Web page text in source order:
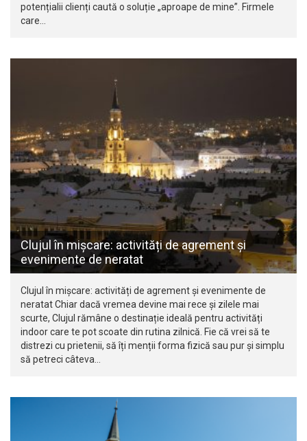
potențialii clienți caută o soluție „aproape de mine”. Firmele
care…
Clujul în mișcare: activități de agrement și
evenimente de neratat
Clujul în mișcare: activități de agrement și evenimente de
neratat Chiar dacă vremea devine mai rece și zilele mai
scurte, Clujul rămâne o destinație ideală pentru activități
indoor care te pot scoate din rutina zilnică. Fie că vrei să te
distrezi cu prietenii, să îți menții forma fizică sau pur și simplu
să petreci câteva…